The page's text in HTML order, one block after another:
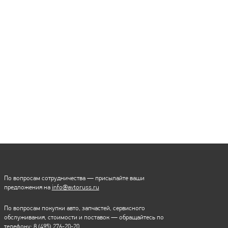
По вопросам сотрудничества — присылайте ваши
предложения на info@avtoruss.ru
По вопросам покупки авто, запчастей, сервисного
обслуживания, стоимости и поставок — обращайтесь по